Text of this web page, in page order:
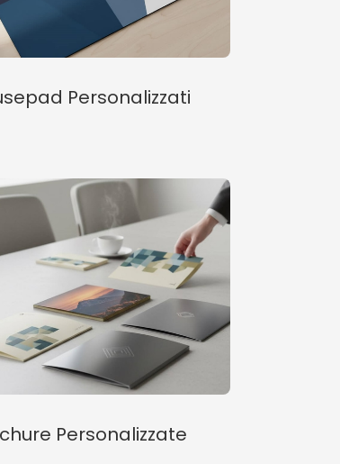
Personalizzati
Personalizzate